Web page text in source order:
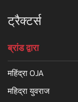
ट्रैक्टर्स
ब्रांड द्वारा
महिंद्रा OJA
महिद्रा युवराज